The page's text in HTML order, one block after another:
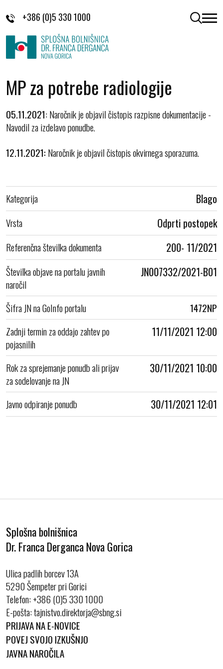
+386 (0)5 330 1000 odpri
MP za potrebe radiologije
05.11.2021: Naročnik je objavil čistopis razpisne dokumentacije -
Navodil za izdelavo ponudbe.
12.11.2021: Naročnik je objavil čistopis okvirnega sporazuma.
Kategorija Blago
Vrsta Odprti postopek
Referenčna številka dokumenta 200- 11/2021
Številka objave na portalu javnih
naročil
JN007332/2021-B01
Šifra JN na GoInfo portalu
1472NP
Zadnji termin za oddajo zahtev po
pojasnilih
11/11/2021 12:00
Rok za sprejemanje ponudb ali prijav
za sodelovanje na JN
30/11/2021 10:00
Javno odpiranje ponudb 30/11/2021 12:01
Splošna bolnišnica
Dr. Franca Derganca Nova Gorica
Ulica padlih borcev 13A
5290 Šempeter pri Gorici
Telefon:+386 (0)5 330 1000
E-pošta:
PRIJAVA NA E-NOVICE
POVEJ SVOJO IZKUŠNJO
JAVNA NAROČILA